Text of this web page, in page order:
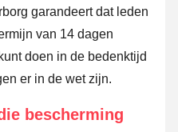
garandeert dat leden
van 14 dagen
doen in de bedenktijd
er in de wet zijn.
bescherming